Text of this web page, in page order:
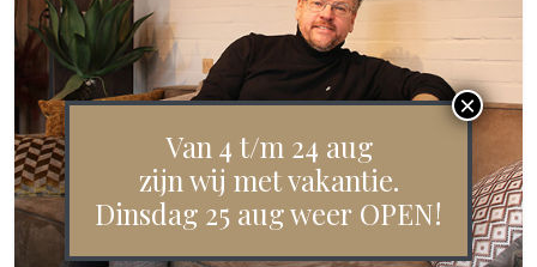
Van 4 t/m 24 aug
zijn wij met vakantie.
Dinsdag 25 aug weer OPEN!